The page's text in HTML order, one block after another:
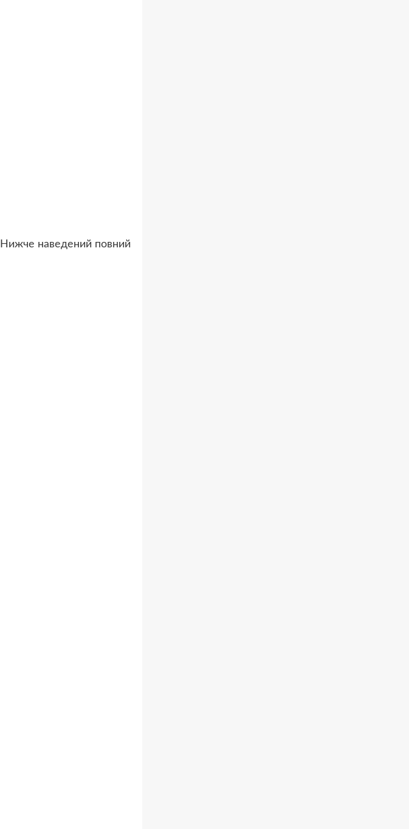
наведений повний